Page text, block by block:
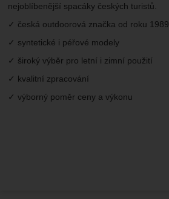
nejoblíbenější spacáky českých turistů.
✓ česká outdoorová značka od roku 1989
✓ syntetické i péřové modely
✓ široký výběr pro letní i zimní použití
✓ kvalitní zpracování
✓ výborný poměr ceny a výkonu